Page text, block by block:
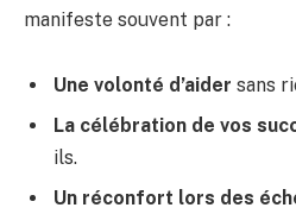
manifeste souvent par :
Une volonté d’aider sans
La célébration de vos
ils.
Un réconfort lors des